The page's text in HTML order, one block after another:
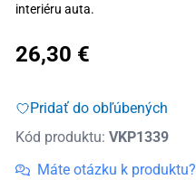
interiéru auta.
26,30 €
Pridať do obľúbených
Kód produktu: VKP1339
Máte otázku k produktu?